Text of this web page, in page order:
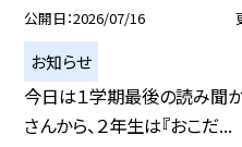
公開日 2026/07/16
お知らせ
今日は１学期最後の読み聞か
さんから、２年生は『おこだ...